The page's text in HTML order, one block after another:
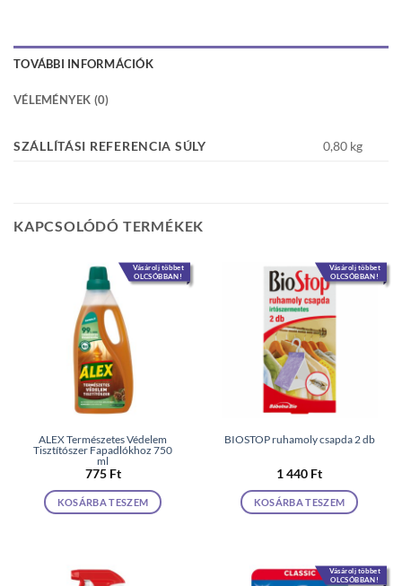
TOVÁBBI INFORMÁCIÓK
VÉLEMÉNYEK (0)
SZÁLLÍTÁSI REFERENCIA SÚLY 0,80 kg
KAPCSOLÓDÓ TERMÉKEK
Vásárolj többet
OLCSÓBBAN!
ALEX Természetes Védelem
Tisztítószer Fapadlókhoz 750
ml
775 Ft
KOSÁRBA TESZEM
Vásárolj többet
OLCSÓBBAN!
BIOSTOP ruhamoly csapda 2 db
1 440 Ft
KOSÁRBA TESZEM
Vásárolj többet
OLCSÓBBAN!